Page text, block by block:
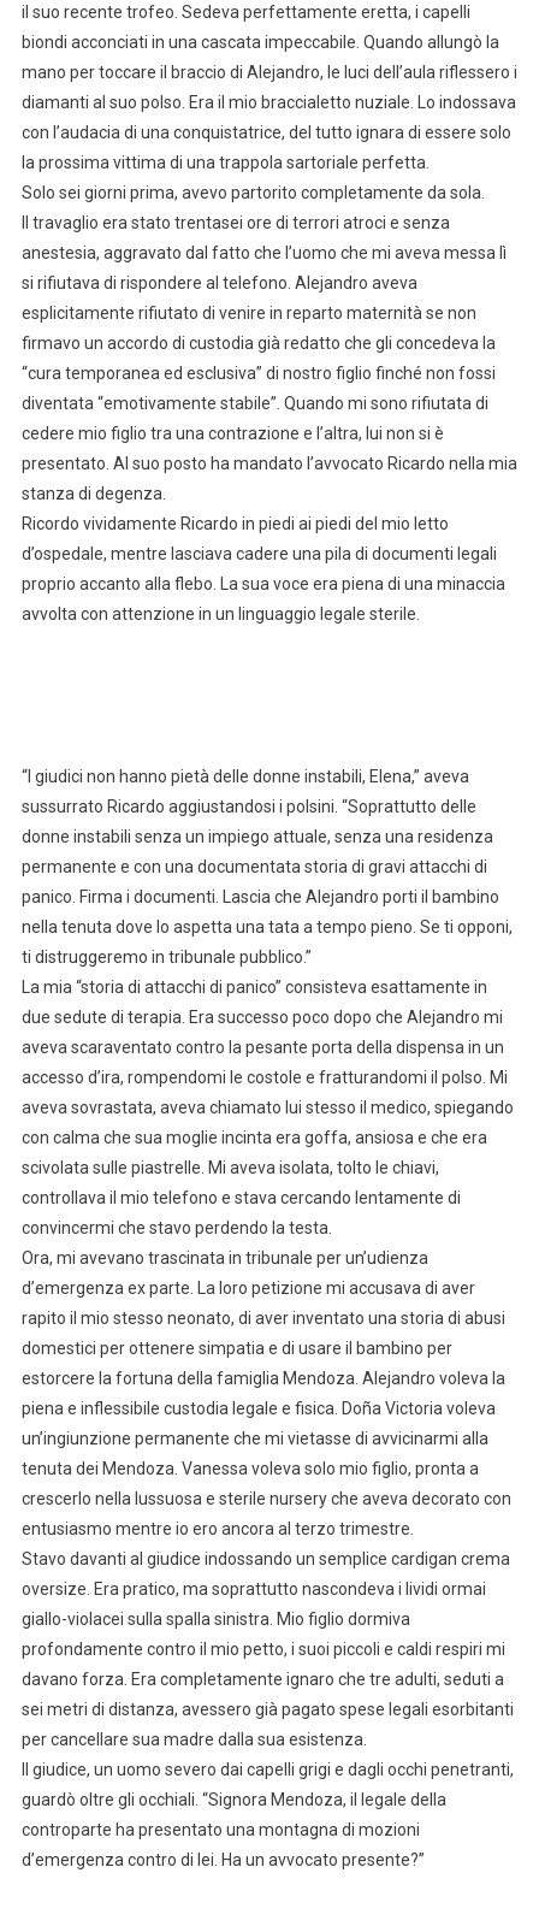
il suo recente trofeo. Sedeva perfettamente eretta, i capelli
biondi acconciati in una cascata impeccabile. Quando allungò la
mano per toccare il braccio di Alejandro, le luci dell’aula riflessero i
diamanti al suo polso. Era il mio braccialetto nuziale. Lo indossava
con l’audacia di una conquistatrice, del tutto ignara di essere solo
la prossima vittima di una trappola sartoriale perfetta.
Solo sei giorni prima, avevo partorito completamente da sola.
Il travaglio era stato trentasei ore di terrori atroci e senza
anestesia, aggravato dal fatto che l’uomo che mi aveva messa lì
si rifiutava di rispondere al telefono. Alejandro aveva
esplicitamente rifiutato di venire in reparto maternità se non
firmavo un accordo di custodia già redatto che gli concedeva la
“cura temporanea ed esclusiva” di nostro figlio finché non fossi
diventata “emotivamente stabile”. Quando mi sono rifiutata di
cedere mio figlio tra una contrazione e l’altra, lui non si è
presentato. Al suo posto ha mandato l’avvocato Ricardo nella mia
stanza di degenza.
Ricordo vividamente Ricardo in piedi ai piedi del mio letto
d’ospedale, mentre lasciava cadere una pila di documenti legali
proprio accanto alla flebo. La sua voce era piena di una minaccia
avvolta con attenzione in un linguaggio legale sterile.
“I giudici non hanno pietà delle donne instabili, Elena,” aveva
sussurrato Ricardo aggiustandosi i polsini. “Soprattutto delle
donne instabili senza un impiego attuale, senza una residenza
permanente e con una documentata storia di gravi attacchi di
panico. Firma i documenti. Lascia che Alejandro porti il bambino
nella tenuta dove lo aspetta una tata a tempo pieno. Se ti opponi,
ti distruggeremo in tribunale pubblico.”
La mia “storia di attacchi di panico” consisteva esattamente in
due sedute di terapia. Era successo poco dopo che Alejandro mi
aveva scaraventato contro la pesante porta della dispensa in un
accesso d’ira, rompendomi le costole e fratturandomi il polso. Mi
aveva sovrastata, aveva chiamato lui stesso il medico, spiegando
con calma che sua moglie incinta era goffa, ansiosa e che era
scivolata sulle piastrelle. Mi aveva isolata, tolto le chiavi,
controllava il mio telefono e stava cercando lentamente di
convincermi che stavo perdendo la testa.
Ora, mi avevano trascinata in tribunale per un’udienza
d’emergenza ex parte. La loro petizione mi accusava di aver
rapito il mio stesso neonato, di aver inventato una storia di abusi
domestici per ottenere simpatia e di usare il bambino per
estorcere la fortuna della famiglia Mendoza. Alejandro voleva la
piena e inflessibile custodia legale e fisica. Doña Victoria voleva
un’ingiunzione permanente che mi vietasse di avvicinarmi alla
tenuta dei Mendoza. Vanessa voleva solo mio figlio, pronta a
crescerlo nella lussuosa e sterile nursery che aveva decorato con
entusiasmo mentre io ero ancora al terzo trimestre.
Stavo davanti al giudice indossando un semplice cardigan crema
oversize. Era pratico, ma soprattutto nascondeva i lividi ormai
giallo-violacei sulla spalla sinistra. Mio figlio dormiva
profondamente contro il mio petto, i suoi piccoli e caldi respiri mi
davano forza. Era completamente ignaro che tre adulti, seduti a
sei metri di distanza, avessero già pagato spese legali esorbitanti
per cancellare sua madre dalla sua esistenza.
Il giudice, un uomo severo dai capelli grigi e dagli occhi penetranti,
guardò oltre gli occhiali. “Signora Mendoza, il legale della
controparte ha presentato una montagna di mozioni
d’emergenza contro di lei. Ha un avvocato presente?”